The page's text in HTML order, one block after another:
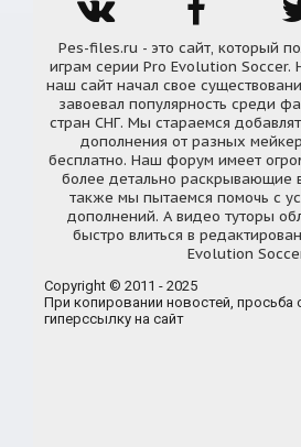
Pes-files.ru - это сайт, который
играм серии Pro Evolution Soccer.
наш сайт начал свое
завоевал популярность среди
стран СНГ. Мы стараемся
дополнения от разных
бесплатно. Наш форум имеет
более детально раскрывающие
также мы пытаемся помочь с
дополнений. А видео туторы
быстро влиться в
Evolution
Copyright © 2011 - 2025
При копировании новостей, просьба
гиперссылку на сайт